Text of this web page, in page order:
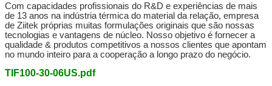
Com capacidades profissionais do R&D e experiências de mais
de 13 anos na indústria térmica do material da relação, empresa
de Ziitek próprias muitas formulações originais que são nossas
tecnologias e vantagens de núcleo. Nosso objetivo é fornecer a
qualidade & produtos competitivos a nossos clientes que apontam
no mundo inteiro para a cooperação a longo prazo do negócio.
TIF100-30-06US.pdf